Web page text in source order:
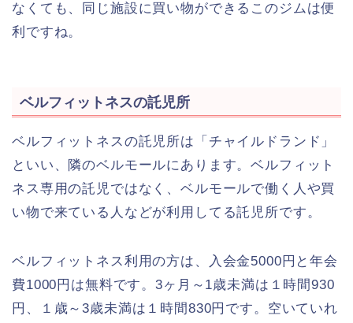
なくても、同じ施設に買い物ができるこのジムは便
利ですね。
ベルフィットネスの託児所
ベルフィットネスの託児所は「チャイルドランド」
といい、隣のベルモールにあります。ベルフィット
ネス専用の託児ではなく、ベルモールで働く人や買
い物で来ている人などが利用してる託児所です。
ベルフィットネス利用の方は、入会金5000円と年会
費1000円は無料です。3ヶ月～1歳未満は１時間930
円、１歳～3歳未満は１時間830円です。空いていれ